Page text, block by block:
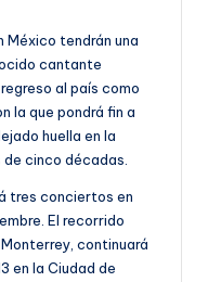
México tendrán una
cantante
al país como
la que pondrá fin a
huella en la
cinco décadas.
tres conciertos en
El recorrido
continuará
en la Ciudad de